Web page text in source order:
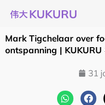
naar
de
inhoud
Mark Tigchelaar over
ontspanning | KUKURU
31